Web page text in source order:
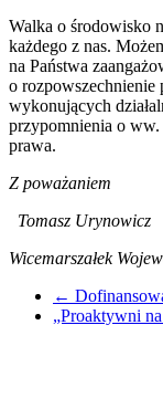
Walka o środowisko
każdego z nas.
na Państwa
o
wykonujących
przypomnienia o
prawa.
Z poważaniem
Tomasz Urynowicz
Wicemarszałek
←
„Proaktywni